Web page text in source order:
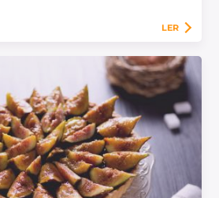
LER